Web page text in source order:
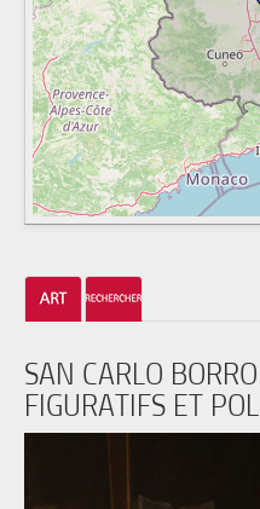
SAN CARLO
FIGURATIFS ET